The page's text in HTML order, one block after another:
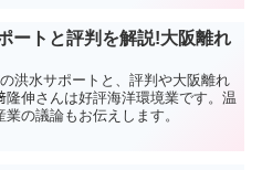
ートと評判を解説!大阪離れ
洪水サポートと、評判や大阪離れ
伸さんは好評海洋環境業です。温
の議論もお伝えします。